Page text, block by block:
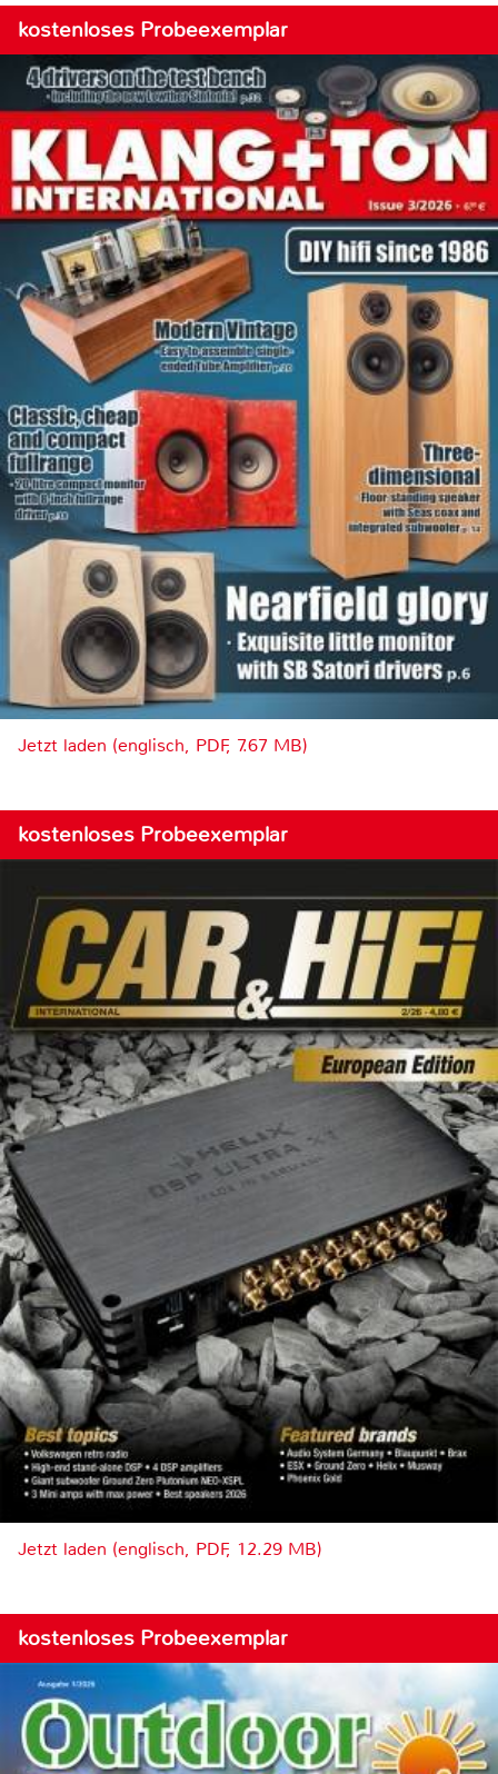
kostenloses Probeexemplar
Jetzt laden (englisch, PDF, 7.67 MB)
kostenloses Probeexemplar
Jetzt laden (englisch, PDF, 12.29 MB)
kostenloses Probeexemplar